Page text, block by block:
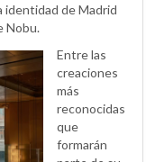
identidad de Madrid
Nobu.
Entre las
creaciones
más
reconocidas
que
formarán